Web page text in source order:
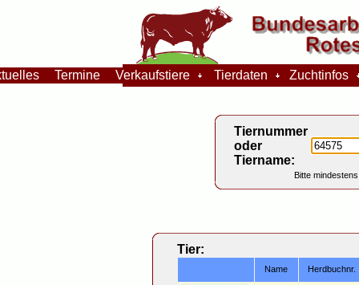
Termine Verkaufstiere Tierdaten Zuchtinfos
Tiernummer
oder
Tiername:
Bitte
Tier:
Name Herdbuchnr.